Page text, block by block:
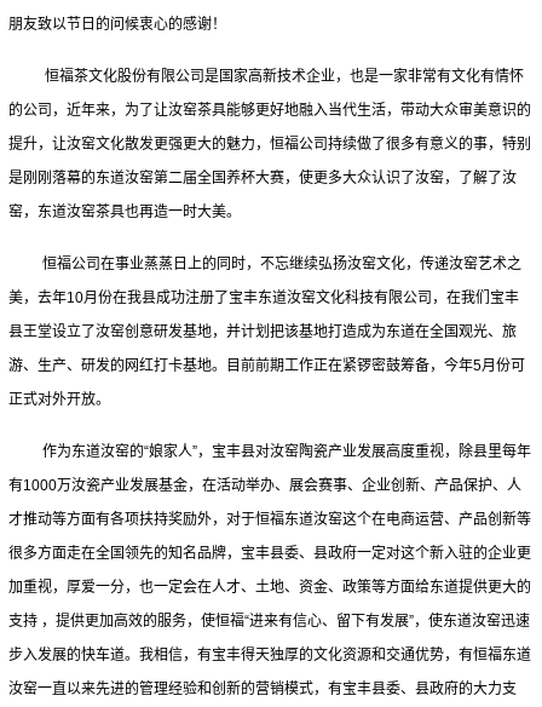
朋友致以节日的问候衷心的感谢！
恒福茶文化股份有限公司是国家高新技术企业，也是一家非常有文化有情怀
的公司，近年来，为了让汝窑茶具能够更好地融入当代生活，带动大众审美意识的
提升，让汝窑文化散发更强更大的魅力，恒福公司持续做了很多有意义的事，特别
是刚刚落幕的东道汝窑第二届全国养杯大赛，使更多大众认识了汝窑，了解了汝
窑，东道汝窑茶具也再造一时大美。
恒福公司在事业蒸蒸日上的同时，不忘继续弘扬汝窑文化，传递汝窑艺术之
美，去年10月份在我县成功注册了宝丰东道汝窑文化科技有限公司，在我们宝丰
县王堂设立了汝窑创意研发基地，并计划把该基地打造成为东道在全国观光、旅
游、生产、研发的网红打卡基地。目前前期工作正在紧锣密鼓筹备，今年5月份可
正式对外开放。
作为东道汝窑的“娘家人”，宝丰县对汝窑陶瓷产业发展高度重视，除县里每年
有1000万汝瓷产业发展基金，在活动举办、展会赛事、企业创新、产品保护、人
才推动等方面有各项扶持奖励外，对于恒福东道汝窑这个在电商运营、产品创新等
很多方面走在全国领先的知名品牌，宝丰县委、县政府一定对这个新入驻的企业更
加重视，厚爱一分，也一定会在人才、土地、资金、政策等方面给东道提供更大的
支持 ，提供更加高效的服务，使恒福“进来有信心、留下有发展”，使东道汝窑迅速
步入发展的快车道。我相信，有宝丰得天独厚的文化资源和交通优势，有恒福东道
汝窑一直以来先进的管理经验和创新的营销模式，有宝丰县委、县政府的大力支